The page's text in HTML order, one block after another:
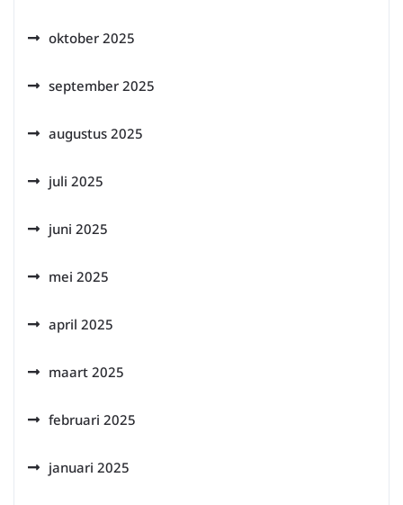
oktober 2025
september 2025
augustus 2025
juli 2025
juni 2025
mei 2025
april 2025
maart 2025
februari 2025
januari 2025